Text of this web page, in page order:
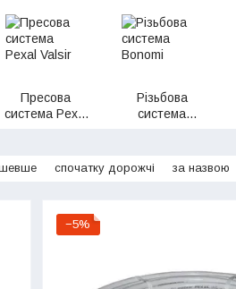
Пресова
система Pexal
Різьбова
система
спочатку дорожчі за назвою
−5%